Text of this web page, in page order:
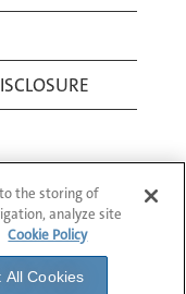
All Rights
to the storing of
analyze site
Cookie Policy
All Cookies